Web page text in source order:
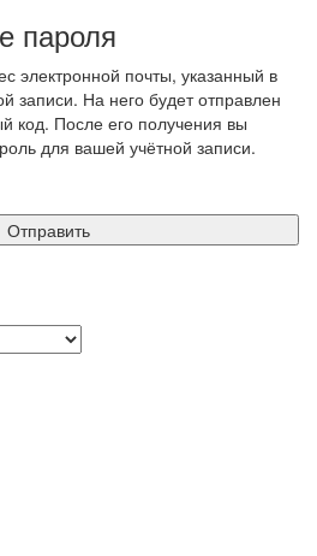
пароля
электронной почты, указанный в
записи. На него будет отправлен
код. После его получения вы
для вашей учётной записи.
Отправить